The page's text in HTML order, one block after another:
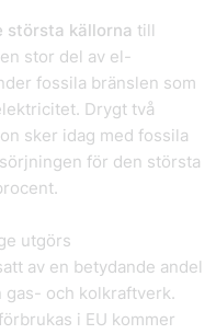
största källorna till
stor del av el-
fossila bränslen som
Drygt två
sker idag med fossila
för den största
utgörs
av en betydande andel
och kolkraftverk.
i EU kommer